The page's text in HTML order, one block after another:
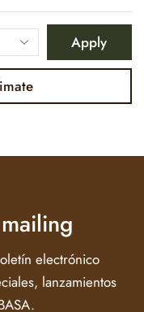
Apply
electrónico
lanzamientos